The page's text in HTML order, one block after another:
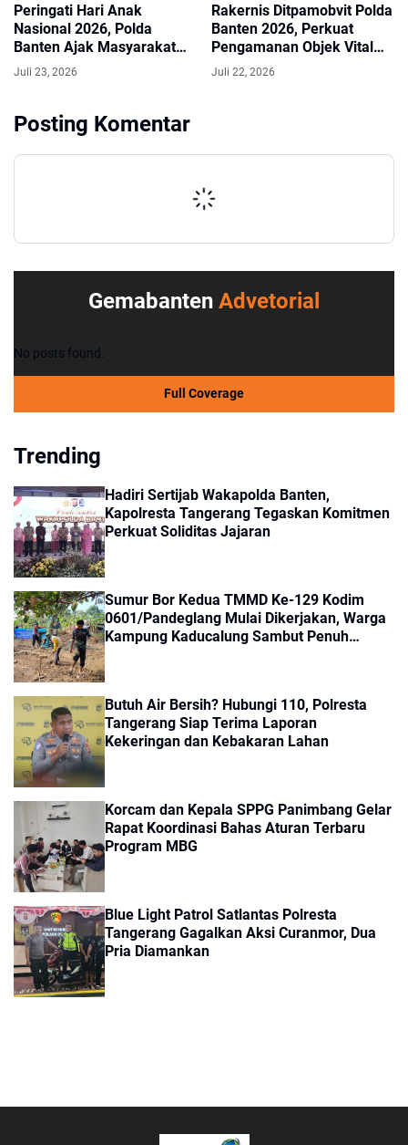
Peringati Hari Anak
Nasional 2026, Polda
Banten Ajak Masyarakat
Lindungi Hak Anak
Juli 23, 2026
Rakernis Ditpamobvit Polda
Banten 2026, Perkuat
Pengamanan Objek Vital
Guna Mendukung Asta Cita
Juli 22, 2026
Posting Komentar
Gemabanten Advetorial
No posts found.
Full Coverage
Trending
Hadiri Sertijab Wakapolda Banten,
Kapolresta Tangerang Tegaskan Komitmen
Perkuat Soliditas Jajaran
Sumur Bor Kedua TMMD Ke-129 Kodim
0601/Pandeglang Mulai Dikerjakan, Warga
Kampung Kaducalung Sambut Penuh
Butuh Air Bersih? Hubungi 110, Polresta
Tangerang Siap Terima Laporan
Kekeringan dan Kebakaran Lahan
Korcam dan Kepala SPPG Panimbang Gelar
Rapat Koordinasi Bahas Aturan Terbaru
Program MBG
Blue Light Patrol Satlantas Polresta
Tangerang Gagalkan Aksi Curanmor, Dua
Pria Diamankan